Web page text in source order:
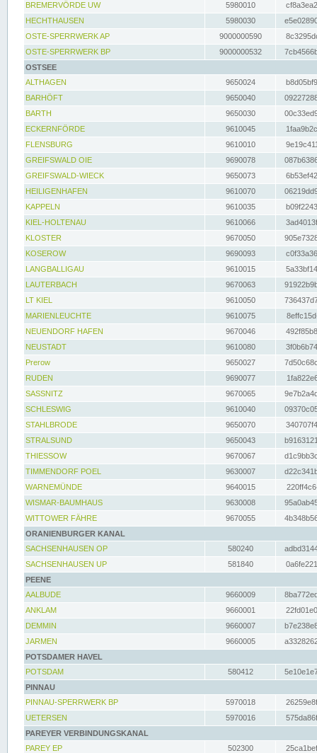
BREMERVÖRDE UW
5980010
HECHTHAUSEN
5980030
OSTE-SPERRWERK AP
9000000590
OSTE-SPERRWERK BP
9000000532
OSTSEE
ALTHAGEN
9650024
BARHÖFT
9650040
BARTH
9650030
ECKERNFÖRDE
9610045
FLENSBURG
9610010
GREIFSWALD OIE
9690078
GREIFSWALD-WIECK
9650073
HEILIGENHAFEN
9610070
KAPPELN
9610035
KIEL-HOLTENAU
9610066
KLOSTER
9670050
KOSEROW
9690093
LANGBALLIGAU
9610015
LAUTERBACH
9670063
LT KIEL
9610050
MARIENLEUCHTE
9610075
NEUENDORF HAFEN
9670046
NEUSTADT
9610080
Prerow
9650027
RUDEN
9690077
SASSNITZ
9670065
SCHLESWIG
9610040
STAHLBRODE
9650070
STRALSUND
9650043
THIESSOW
9670067
TIMMENDORF POEL
9630007
WARNEMÜNDE
9640015
WISMAR-BAUMHAUS
9630008
WITTOWER FÄHRE
9670055
ORANIENBURGER KANAL
SACHSENHAUSEN OP
580240
SACHSENHAUSEN UP
581840
PEENE
AALBUDE
9660009
ANKLAM
9660001
DEMMIN
9660007
JARMEN
9660005
POTSDAMER HAVEL
POTSDAM
580412
PINNAU
PINNAU-SPERRWERK BP
5970018
UETERSEN
5970016
PAREYER VERBINDUNGSKANAL
PAREY EP
502300